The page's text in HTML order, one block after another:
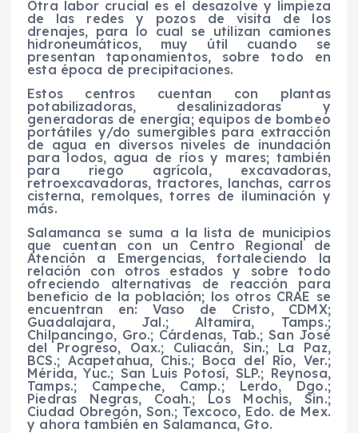
Otra labor crucial es el desazolve y limpieza
de las redes y pozos de visita de los
drenajes, para lo cual se utilizan camiones
hidroneumáticos, muy útil cuando se
presentan taponamientos, sobre todo en
esta época de precipitaciones.
Estos centros cuentan con plantas
potabilizadoras, desalinizadoras y
generadoras de energía; equipos de bombeo
portátiles y/do sumergibles para extracción
de agua en diversos niveles de inundación
para lodos, agua de ríos y mares; también
para riego agrícola, excavadoras,
retroexcavadoras, tractores, lanchas, carros
cisterna, remolques, torres de iluminación y
más.
Salamanca se suma a la lista de municipios
que cuentan con un Centro Regional de
Atención a Emergencias, fortaleciendo la
relación con otros estados y sobre todo
ofreciendo alternativas de reacción para
beneficio de la población; los otros CRAE se
encuentran en: Vaso de Cristo, CDMX;
Guadalajara, Jal.; Altamira, Tamps.;
Chilpancingo, Gro.; Cárdenas, Tab.; San José
del Progreso, Oax.; Culiacán, Sin.; La Paz,
BCS.; Acapetahua, Chis.; Boca del Río, Ver.;
Mérida, Yuc.; San Luis Potosí, SLP.; Reynosa,
Tamps.; Campeche, Camp.; Lerdo, Dgo.;
Piedras Negras, Coah.; Los Mochis, Sin.;
Ciudad Obregón, Son.; Texcoco, Edo. de Mex.
y ahora también en Salamanca, Gto.